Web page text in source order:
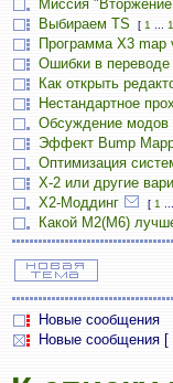
Миссия
Выбираем TS [ 1
Программа X3 map
Ошибки в переводе
Как открыть
Нестандартное
Обсуждение модов
Эффект Bump
Оптимизация
X-2 или другие
Х2-Моддинг
[ 1
Какой М2(М6)
Новые сообщения
Новые сообщения [